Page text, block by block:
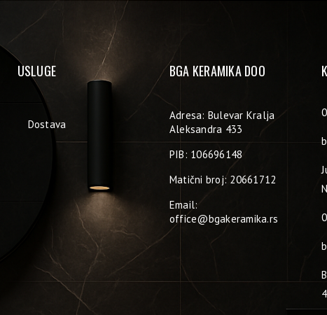
USLUGE
Dostava
BGA KERAMIKA DOO
Adresa: Bulevar Kralja
Aleksandra 433
PIB: 106696148
Matični broj: 20661712
Email:
office@bgakeramika.rs